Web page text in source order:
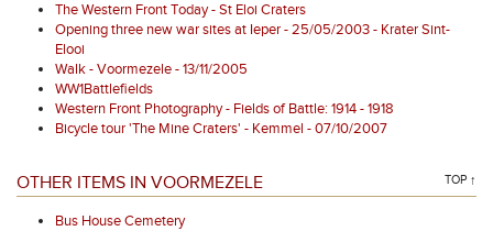
The Western Front Today - St Eloi Craters
Opening three new war sites at Ieper - 25/05/2003 - Krater Sint-
Elooi
Walk - Voormezele - 13/11/2005
WW1Battlefields
Western Front Photography - Fields of Battle: 1914 - 1918
Bicycle tour 'The Mine Craters' - Kemmel - 07/10/2007
OTHER ITEMS IN VOORMEZELE TOP ↑
Bus House Cemetery